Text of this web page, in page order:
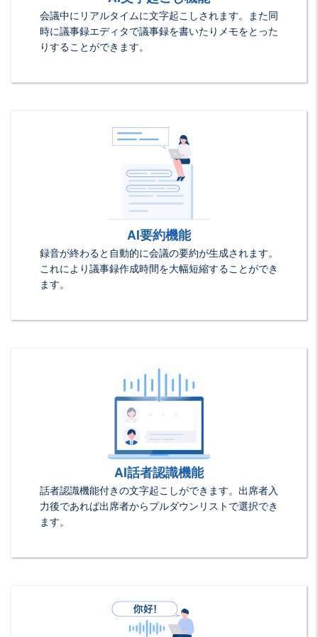
会議中にリアルタイムに文字起こしされます。また同
時に議事録エディタで議事録を書いたりメモをとった
りすることができます。
AI要約機能
録音が終わると自動的に会議の要約が生成されます。
これにより議事録作成時間を大幅短縮することができ
ます。
AI話者認識機能
話者認識機能付きの文字起こしができます。出席者入
力後であれば出席者からプルダウンリストで選択でき
ます。